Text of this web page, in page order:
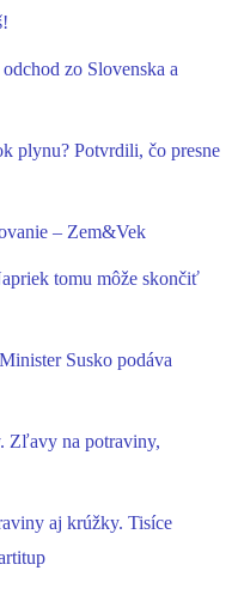
zo Slovenska a
plynu? Potvrdili, čo presne
– Zem&Vek
tomu môže skončiť
Susko podáva
Zľavy na potraviny,
aj krúžky. Tisíce